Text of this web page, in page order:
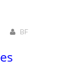
BF